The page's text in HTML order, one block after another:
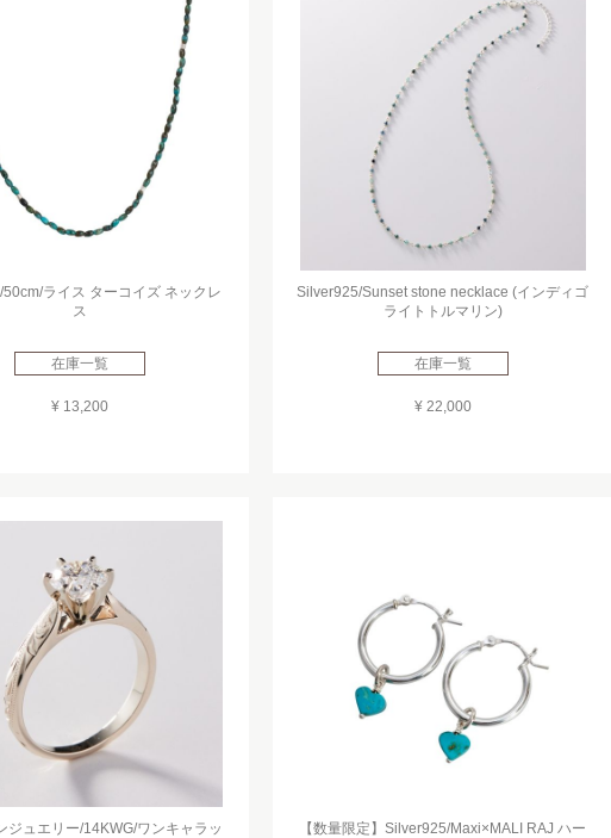
ライス ターコイズ ネックレ
ス
在庫一覧
¥ 13,200
Silver925/Sunset stone necklace (インディゴ
ライトトルマリン)
在庫一覧
¥ 22,000
ジュエリー/14KWG/ワンキャラッ
【数量限定】Silver925/Maxi×MALI RAJ ハー